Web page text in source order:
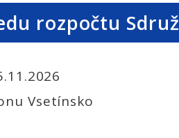
rozpočtu
Vsetínsko